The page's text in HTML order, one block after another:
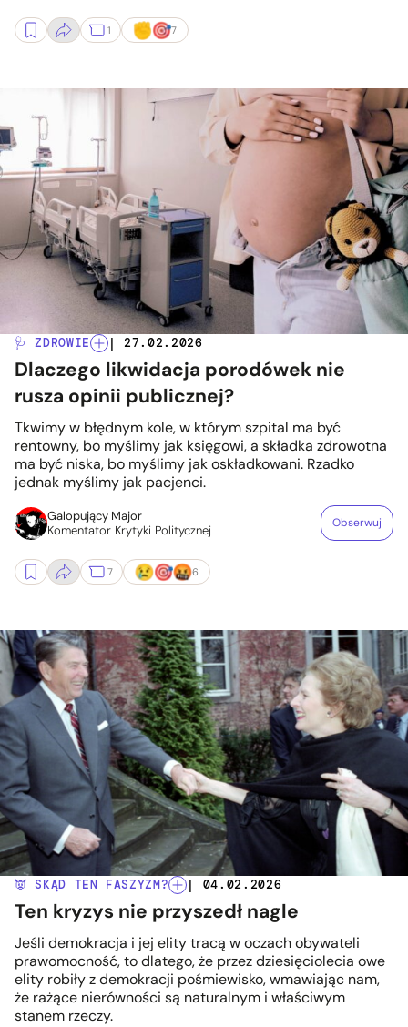
1 7
🩺 ZDROWIE | 27.02.2026
Dlaczego likwidacja porodówek nie
rusza opinii publicznej?
Tkwimy w błędnym kole, w którym szpital ma być
rentowny, bo myślimy jak księgowi, a składka zdrowotna
ma być niska, bo myślimy jak oskładkowani. Rzadko
jednak myślimy jak pacjenci.
Galopujący Major
Komentator Krytyki Politycznej
Obserwuj
7 6
👿 SKĄD TEN FASZYZM? | 04.02.2026
Ten kryzys nie przyszedł nagle
Jeśli demokracja i jej elity tracą w oczach obywateli
prawomocność, to dlatego, że przez dziesięciolecia owe
elity robiły z demokracji pośmiewisko, wmawiając nam,
że rażące nierówności są naturalnym i właściwym
stanem rzeczy.